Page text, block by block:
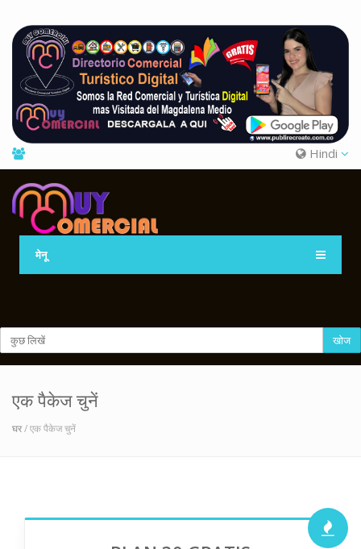
Hindi
मेनू
खोज
एक पैकेज चुनें
घर/ एक पैकेज चुनें